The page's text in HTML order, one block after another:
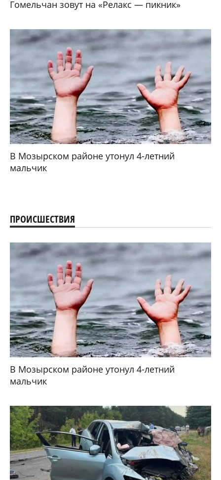
Гомельчан зовут на «Релакс — пикник»
В Мозырском районе утонул 4-летний
мальчик
ПРОИСШЕСТВИЯ
В Мозырском районе утонул 4-летний
мальчик